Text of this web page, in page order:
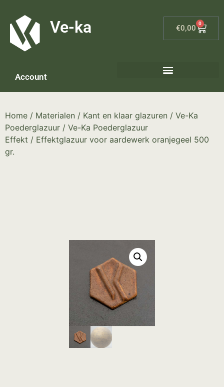
Ve-ka €0,00
0
Account
Home / Materialen / Kant en klaar glazuren / Ve-Ka
Poederglazuur / Ve-Ka Poederglazuur
Effekt / Effektglazuur voor aardewerk oranjegeel 500
gr.